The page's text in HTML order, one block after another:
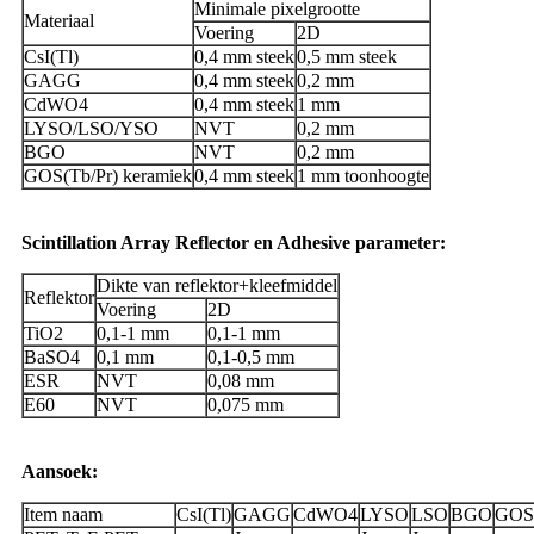
Materiaal
Minimale pixelgrootte
Voering
2D
CsI(Tl)
0,4 mm steek0,5 mm steek
GAGG
0,4 mm steek0,2 mm
CdWO4
0,4 mm steek1 mm
LYSO/LSO/YSO
NVT
0,2 mm
BGO
NVT
0,2 mm
GOS(Tb/Pr) keramiek0,4 mm steek1 mm toonhoogte
Scintillation Array Reflector en Adhesive parameter:
Reflektor
Dikte van reflektor+kleefmiddel
Voering
2D
TiO2
0,1-1 mm
0,1-1 mm
BaSO4
0,1 mm
0,1-0,5 mm
ESR
NVT
0,08 mm
E60
NVT 0,075 mm
Aansoek:
Item naam CsI(Tl)GAGGCdWO4LYSOLSOBGO